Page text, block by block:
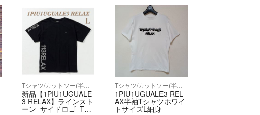
Tシャツ/カットソー(半袖/袖なし)
新品【1PIU1UGUALE
3 RELAX】ラインスト
ーン サイドロゴ Tシ
Tシャツ/カットソー(半袖/袖なし)
1PIU1UGUALE3 REL
AX半袖Tシャツホワイ
トサイズL細身